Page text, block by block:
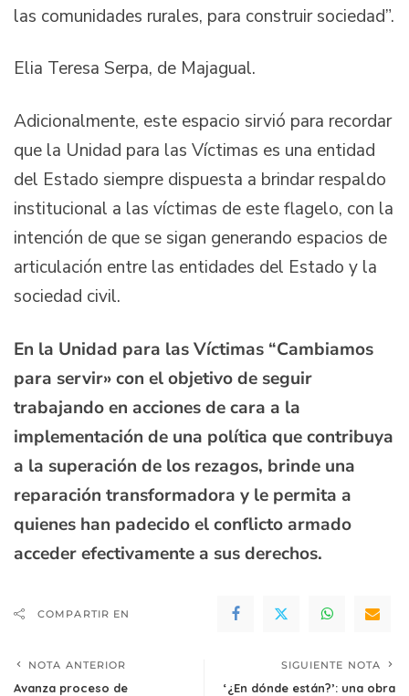
las comunidades rurales, para construir sociedad”.
Elia Teresa Serpa, de Majagual.
Adicionalmente, este espacio sirvió para recordar
que la Unidad para las Víctimas es una entidad
del Estado siempre dispuesta a brindar respaldo
institucional a las víctimas de este flagelo, con la
intención de que se sigan generando espacios de
articulación entre las entidades del Estado y la
sociedad civil.
En la Unidad para las Víctimas “Cambiamos
para servir» con el objetivo de seguir
trabajando en acciones de cara a la
implementación de una política que contribuya
a la superación de los rezagos, brinde una
reparación transformadora y le permita a
quienes han padecido el conflicto armado
acceder efectivamente a sus derechos.
COMPARTIR EN
NOTA ANTERIOR
Avanza proceso de
SIGUIENTE NOTA
‘¿En dónde están?’: una obra